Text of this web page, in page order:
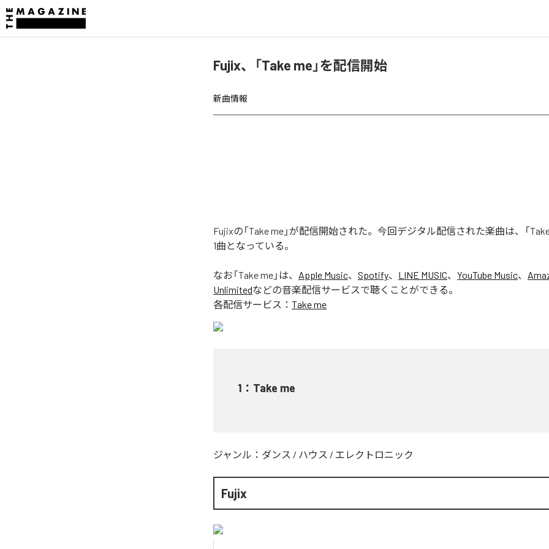
Fujix、「Take me」を配信開始
新曲情報
Fujixの「Take me」が配信開始された。今回デジタル配信された楽曲は、「
1曲となっている。
なお「Take me 」は、 Apple Music、 Spotify、 LINE MUSIC、 YouTube Music、
Unlimitedなどの音楽配信サービスで聴くことができる。
各配信サービス： Take me
1 ： Take me
ジャンル： ダンス / ハウス / エレクトロニック
Fujix